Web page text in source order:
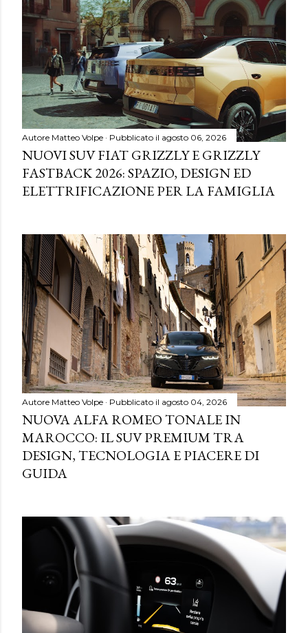
Autore Matteo Volpe Pubblicato il agosto 06, 2026
NUOVI SUV FIAT GRIZZLY E GRIZZLY
FASTBACK 2026: SPAZIO, DESIGN ED
ELETTRIFICAZIONE PER LA FAMIGLIA
Autore Matteo Volpe Pubblicato il agosto 04, 2026
NUOVA ALFA ROMEO TONALE IN
MAROCCO: IL SUV PREMIUM TRA
DESIGN, TECNOLOGIA E PIACERE DI
GUIDA